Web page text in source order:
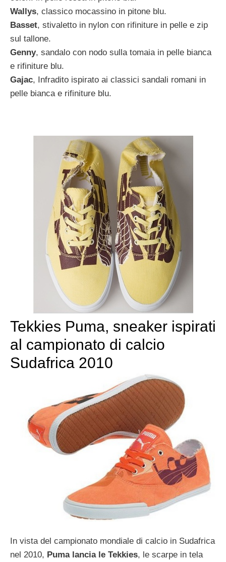
Wallys, classico mocassino in pitone blu.
Basset, stivaletto in nylon con rifiniture in pelle e zip
sul tallone.
Genny, sandalo con nodo sulla tomaia in pelle bianca
e rifiniture blu.
Gajac, Infradito ispirato ai classici sandali romani in
pelle bianca e rifiniture blu.
Tekkies Puma, sneaker ispirati
al campionato di calcio
Sudafrica 2010
In vista del campionato mondiale di calcio in Sudafrica
nel 2010, Puma lancia le Tekkies, le scarpe in tela